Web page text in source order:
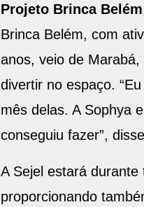
Projeto Brinca
Brinca Belém, com
anos, veio de
divertir no espaço.
mês delas. A Sophya
conseguiu fazer”,
A Sejel estará
proporcionando